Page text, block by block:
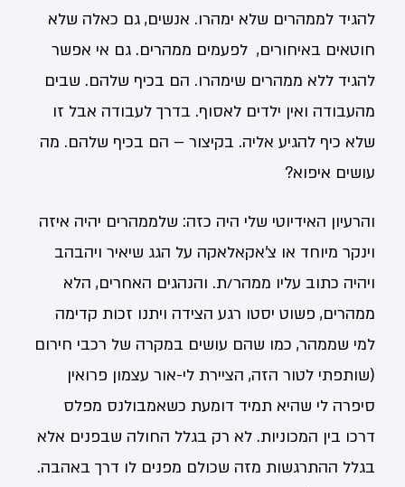
להגיד לממהרים שלא ימהרו. אנשים, גם כאלה שלא
חוטאים באיחורים, לפעמים ממהרים. גם אי אפשר
להגיד ללא ממהרים שימהרו. הם בכיף שלהם. שבים
מהעבודה ואין ילדים לאסוף. בדרך לעבודה אבל זו
שלא כיף להגיע אליה. בקיצור – הם בכיף שלהם. מה
עושים איפוא?
והרעיון האידיוטי שלי היה כזה: שלממהרים יהיה איזה
וינקר מיוחד או צ'אקאלאקה על הגג שיאיר ויהבהב
ויהיה כתוב עליו ממהר/ת. והנהגים האחרים, הלא
ממהרים, פשוט יסטו רגע הצידה ויתנו זכות קדימה
למי שממהר, כמו שהם עושים במקרה של רכבי חירום
(שותפתי לטור הזה, הציירת לי-אור עצמון פרואין
סיפרה לי שהיא תמיד דומעת כשאמבולנס מפלס
דרכו בין המכוניות. לא רק בגלל החולה שבפנים אלא
בגלל ההתרגשות מזה שכולם מפנים לו דרך באהבה.